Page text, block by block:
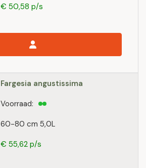
€ 50,58 p/s
Fargesia angustissima
60-80 cm 5,0L
Voorraad:
€ 55,62 p/s